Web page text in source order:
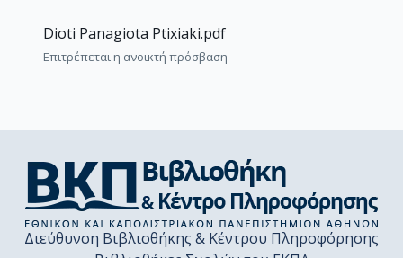
Dioti Panagiota Ptixiaki.pdf
Επιτρέπεται η ανοικτή πρόσβαση
Διεύθυνση Βιβλιοθήκης & Κέντρου Πληροφόρησης